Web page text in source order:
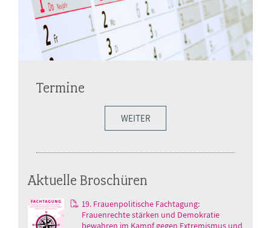
Termine
WEITER
Aktuelle Broschüren
19. Frauenpolitische Fachtagung:
Frauenrechte stärken und Demokratie
bewahren im Kampf gegen Extremismus und